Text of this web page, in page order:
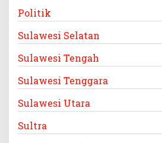
Politik
Sulawesi Selatan
Sulawesi Tengah
Sulawesi Tenggara
Sulawesi Utara
Sultra